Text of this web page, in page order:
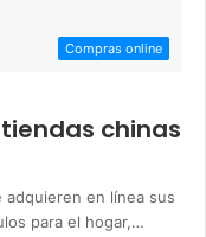
Compras online
chinas
adquieren en línea sus
para el hogar,…